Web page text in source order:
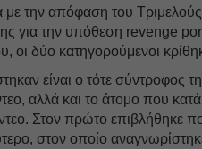
την απόφαση του Τριμελούς
για την υπόθεση revenge
οι δύο κατηγορούμενοι
είναι ο τότε σύντροφος
αλλά και το άτομο που
Στον πρώτο επιβλήθηκε
στον οποίο